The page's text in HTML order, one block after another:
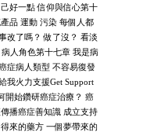
好一點 信仰與信心第十
品 運動 污染 每個人都
改了嗎？ 做了沒？ 看淡
人角色第十七章 我是病
症病人類型 不容易復發
我火力支援Get Support
開始鑽研癌症治療？ 癌
播癌症善知識 成立支持
來的藥方 一個夢帶來的